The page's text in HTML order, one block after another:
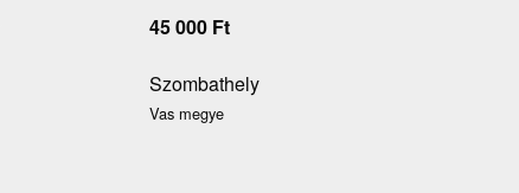
45 000 Ft
Szombathely
Vas megye